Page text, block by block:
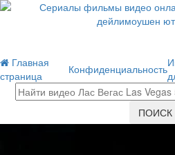
Главная
страница
Конфиденциальность